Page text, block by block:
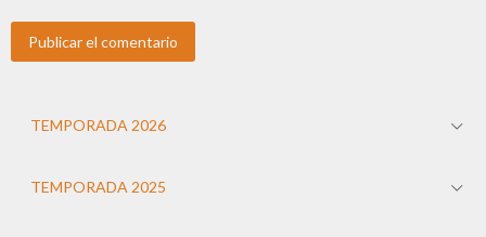
TEMPORADA 2026
TEMPORADA 2025